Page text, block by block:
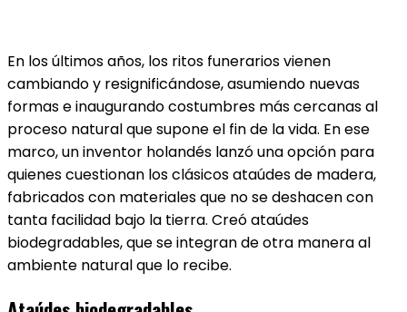
En los últimos años, los ritos funerarios vienen
cambiando y resignificándose, asumiendo nuevas
formas e inaugurando costumbres más cercanas al
proceso natural que supone el fin de la vida. En ese
marco, un inventor holandés lanzó una opción para
quienes cuestionan los clásicos ataúdes de madera,
fabricados con materiales que no se deshacen con
tanta facilidad bajo la tierra. Creó ataúdes
biodegradables, que se integran de otra manera al
ambiente natural que lo recibe.